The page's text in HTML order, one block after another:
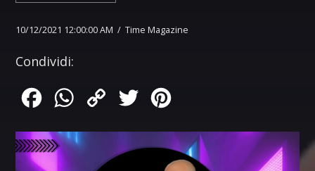
10/12/2021 12:00:00 AM / Time Magazine
Condividi:
FacebookWhatsApp
Copy
Twitter